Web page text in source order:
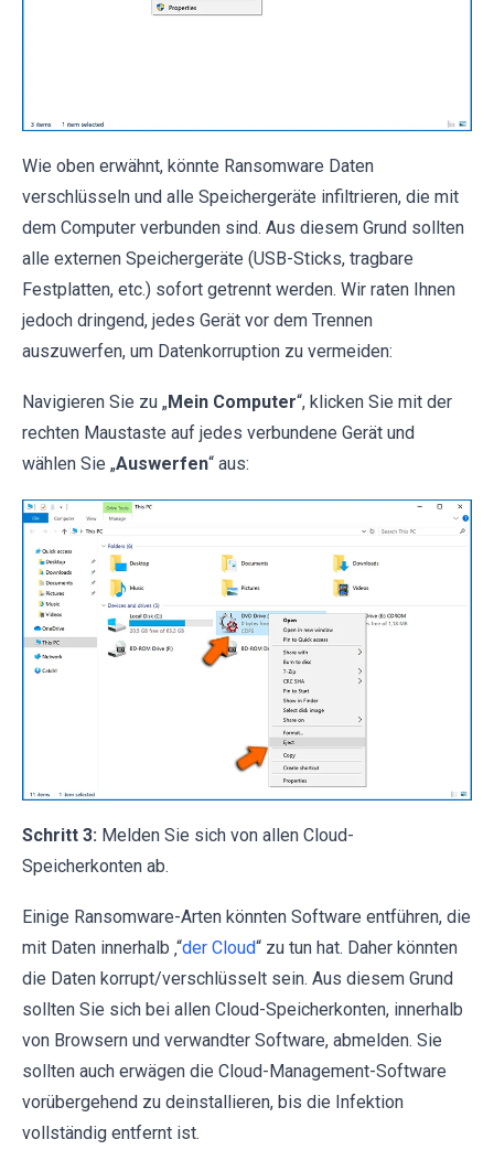
Wie oben erwähnt, könnte Ransomware Daten
verschlüsseln und alle Speichergeräte infiltrieren, die mit
dem Computer verbunden sind. Aus diesem Grund sollten
alle externen Speichergeräte (USB-Sticks, tragbare
Festplatten, etc.) sofort getrennt werden. Wir raten Ihnen
jedoch dringend, jedes Gerät vor dem Trennen
auszuwerfen, um Datenkorruption zu vermeiden:
Navigieren Sie zu „Mein Computer“, klicken Sie mit der
rechten Maustaste auf jedes verbundene Gerät und
wählen Sie „Auswerfen“ aus:
Schritt 3: Melden Sie sich von allen Cloud-
Speicherkonten ab.
Einige Ransomware-Arten könnten Software entführen, die
mit Daten innerhalb ‚“der Cloud“ zu tun hat. Daher könnten
die Daten korrupt/verschlüsselt sein. Aus diesem Grund
sollten Sie sich bei allen Cloud-Speicherkonten, innerhalb
von Browsern und verwandter Software, abmelden. Sie
sollten auch erwägen die Cloud-Management-Software
vorübergehend zu deinstallieren, bis die Infektion
vollständig entfernt ist.